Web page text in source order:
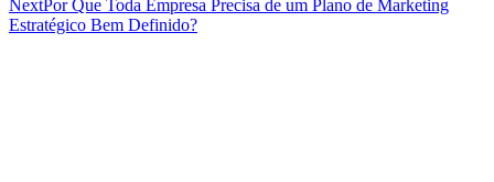
NextPor Que Toda Empresa Precisa de um Plano de Marketing
Estratégico Bem Definido?